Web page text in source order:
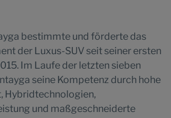
bestimmte und förderte das
der Luxus-SUV seit seiner ersten
Im Laufe der letzten sieben
seine Kompetenz durch hohe
Hybridtechnologien,
und maßgeschneiderte